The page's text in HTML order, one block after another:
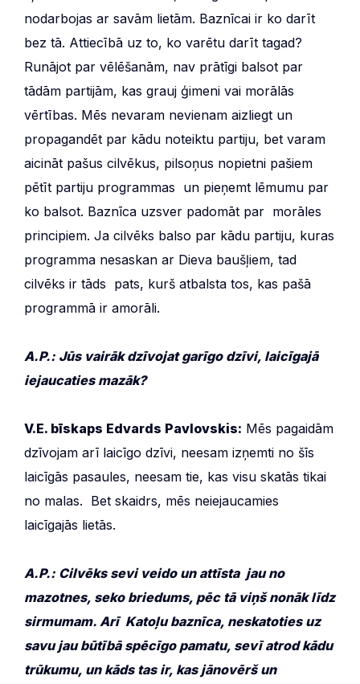
nodarbojas ar savām lietām. Baznīcai ir ko darīt
bez tā. Attiecībā uz to, ko varētu darīt tagad?
Runājot par vēlēšanām, nav prātīgi balsot par
tādām partijām, kas grauj ģimeni vai morālās
vērtības. Mēs nevaram nevienam aizliegt un
propagandēt par kādu noteiktu partiju, bet varam
aicināt pašus cilvēkus, pilsoņus nopietni pašiem
pētīt partiju programmas un pieņemt lēmumu par
ko balsot. Baznīca uzsver padomāt par morāles
principiem. Ja cilvēks balso par kādu partiju, kuras
programma nesaskan ar Dieva baušļiem, tad
cilvēks ir tāds pats, kurš atbalsta tos, kas pašā
programmā ir amorāli.
A.P.: Jūs vairāk dzīvojat garīgo dzīvi, laicīgajā
iejaucaties mazāk?
V.E. bīskaps Edvards Pavlovskis: Mēs pagaidām
dzīvojam arī laicīgo dzīvi, neesam izņemti no šīs
laicīgās pasaules, neesam tie, kas visu skatās tikai
no malas. Bet skaidrs, mēs neiejaucamies
laicīgajās lietās.
A.P.: Cilvēks sevi veido un attīsta jau no
mazotnes, seko briedums, pēc tā viņš nonāk līdz
sirmumam. Arī Katoļu baznīca, neskatoties uz
savu jau būtībā spēcīgo pamatu, sevī atrod kādu
trūkumu, un kāds tas ir, kas jānovērš un